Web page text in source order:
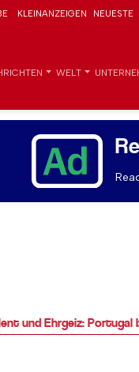
KLEINANZEIGEN NEUESTE
WELT
und Ehrgeiz: